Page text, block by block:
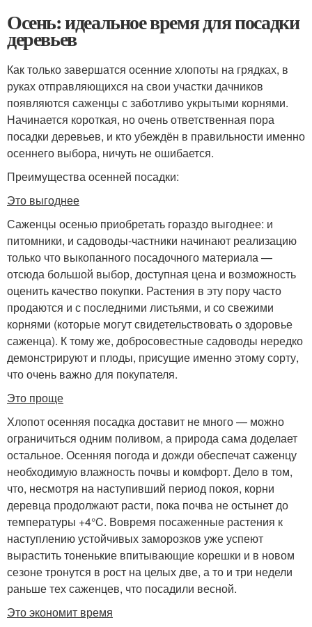
Осень: идеальное время для посадки
деревьев
Как только завершатся осенние хлопоты на грядках, в
руках отправляющихся на свои участки дачников
появляются саженцы с заботливо укрытыми корнями.
Начинается короткая, но очень ответственная пора
посадки деревьев, и кто убеждён в правильности именно
осеннего выбора, ничуть не ошибается.
Преимущества осенней посадки:
Это выгоднее
Саженцы осенью приобретать гораздо выгоднее: и
питомники, и садоводы-частники начинают реализацию
только что выкопанного посадочного материала —
отсюда большой выбор, доступная цена и возможность
оценить качество покупки. Растения в эту пору часто
продаются и с последними листьями, и со свежими
корнями (которые могут свидетельствовать о здоровье
саженца). К тому же, добросовестные садоводы нередко
демонстрируют и плоды, присущие именно этому сорту,
что очень важно для покупателя.
Это проще
Хлопот осенняя посадка доставит не много — можно
ограничиться одним поливом, а природа сама доделает
остальное. Осенняя погода и дожди обеспечат саженцу
необходимую влажность почвы и комфорт. Дело в том,
что, несмотря на наступивший период покоя, корни
деревца продолжают расти, пока почва не остынет до
температуры +4°C. Вовремя посаженные растения к
наступлению устойчивых заморозков уже успеют
вырастить тоненькие впитывающие корешки и в новом
сезоне тронутся в рост на целых две, а то и три недели
раньше тех саженцев, что посадили весной.
Это экономит время